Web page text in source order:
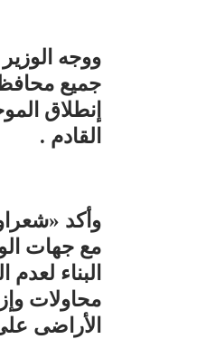
ووجه الوزير
جميع
القادم .
وأكد
مع جهات
البناء
محاولات
الأراضى